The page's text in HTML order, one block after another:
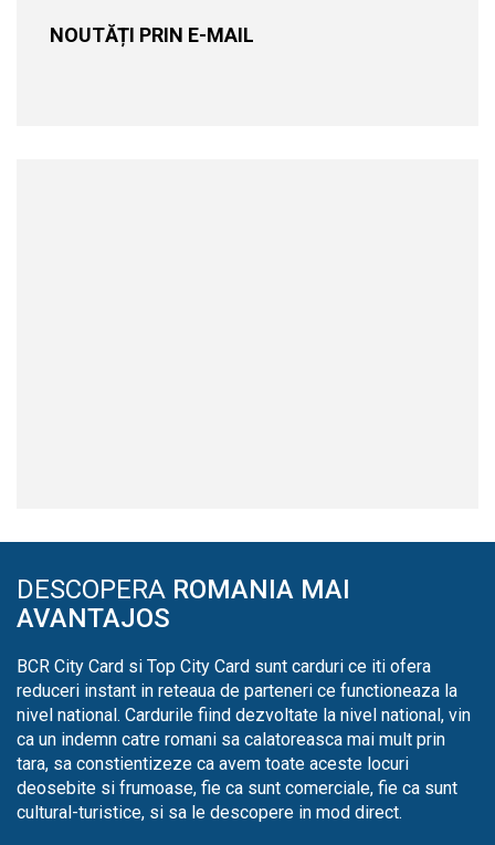
NOUTĂȚI PRIN E-MAIL
DESCOPERA ROMANIA MAI
AVANTAJOS
BCR City Card si Top City Card sunt carduri ce iti ofera
reduceri instant in reteaua de parteneri ce functioneaza la
nivel national. Cardurile fiind dezvoltate la nivel national, vin
ca un indemn catre romani sa calatoreasca mai mult prin
tara, sa constientizeze ca avem toate aceste locuri
deosebite si frumoase, fie ca sunt comerciale, fie ca sunt
cultural-turistice, si sa le descopere in mod direct.